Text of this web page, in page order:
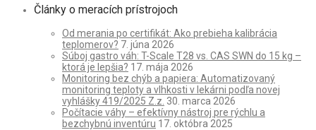
Články o meracích prístrojoch
Od merania po certifikát: Ako prebieha kalibrácia
teplomerov? 7. júna 2026
Súboj gastro váh: T-Scale T28 vs. CAS SWN do 15 kg –
ktorá je lepšia? 17. mája 2026
Monitoring bez chýb a papiera: Automatizovaný
monitoring teploty a vlhkosti v lekárni podľa novej
vyhlášky 419/2025 Z.z. 30. marca 2026
Počítacie váhy – efektívny nástroj pre rýchlu a
bezchybnú inventúru 17. októbra 2025